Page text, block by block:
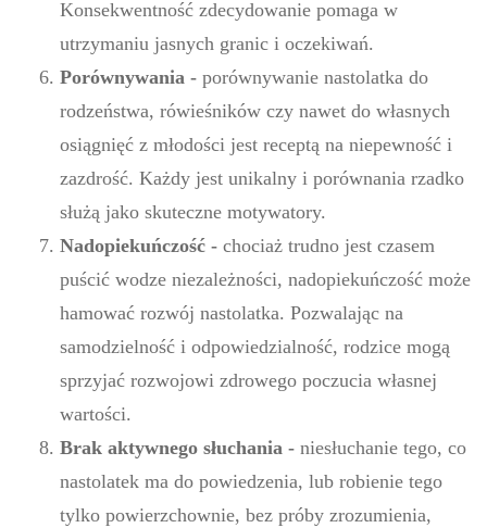
Konsekwentność zdecydowanie pomaga w
utrzymaniu jasnych granic i oczekiwań.
Porównywania - porównywanie nastolatka do
rodzeństwa, rówieśników czy nawet do własnych
osiągnięć z młodości jest receptą na niepewność i
zazdrość. Każdy jest unikalny i porównania rzadko
służą jako skuteczne motywatory.
Nadopiekuńczość - chociaż trudno jest czasem
puścić wodze niezależności, nadopiekuńczość może
hamować rozwój nastolatka. Pozwalając na
samodzielność i odpowiedzialność, rodzice mogą
sprzyjać rozwojowi zdrowego poczucia własnej
wartości.
Brak aktywnego słuchania - niesłuchanie tego, co
nastolatek ma do powiedzenia, lub robienie tego
tylko powierzchownie, bez próby zrozumienia,